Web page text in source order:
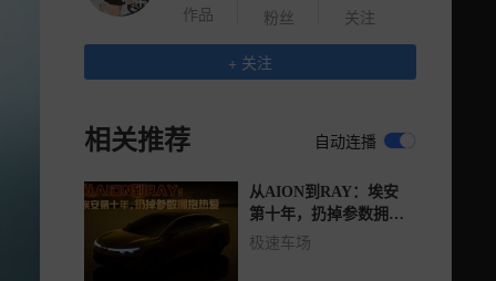
作品
粉丝
关注
+ 关注
相关推荐 自动连播
从AION到RAY：埃安
第十年，扔掉参数拥抱
热爱
极速车场